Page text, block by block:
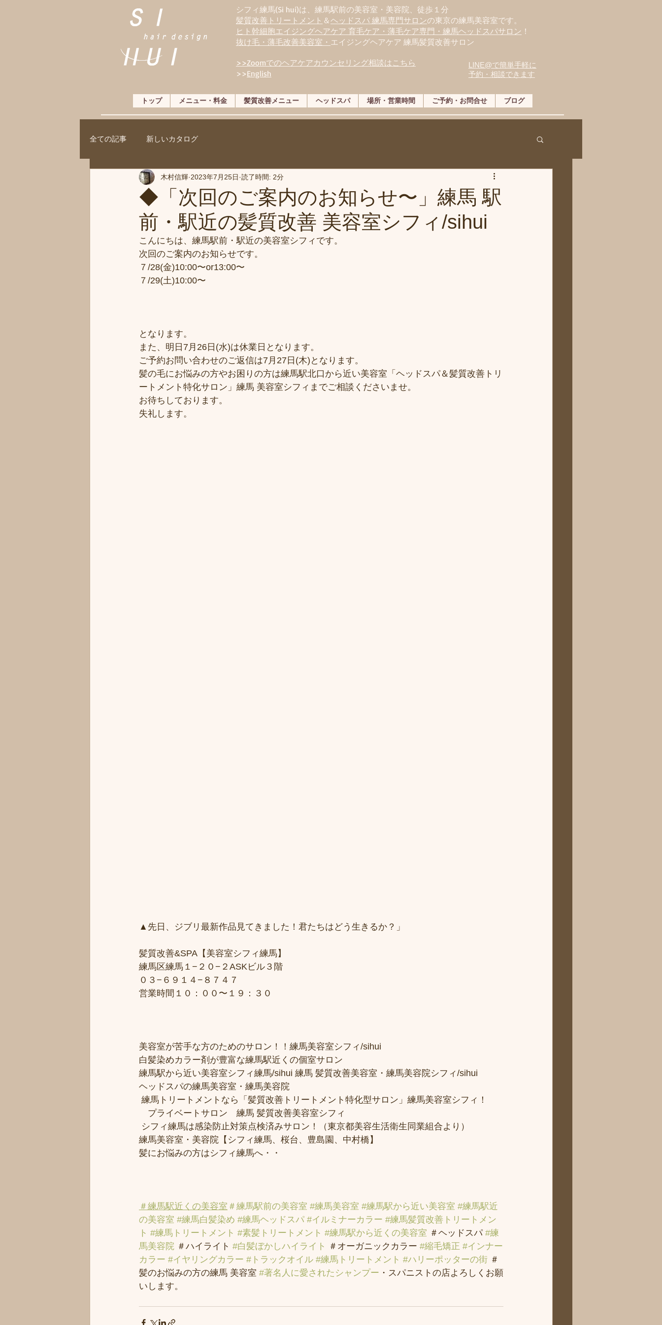
シフィ練馬(Si hui)は、 練馬駅前の美容室・美容院、徒歩１分
髪質改善トリートメント ＆ヘッドスパ 練馬専門サロンの東京の練馬美容室です。
ヒト幹細胞エイジングヘアケア 育毛ケア・薄毛ケア専門・練馬ヘッドスパサロン ！
抜け毛・薄毛改善美容室・ エイジングヘアケア 練馬髪質改善サロン
>>Zoomでのヘアケアカウンセリング相談はこちら
>>English
LINE@で簡単手軽に
予約・相談できます
トップ メニュー・料金 髪質改善メニュー ヘッドスパ 場所・営業時間 ご予約・お問合せ ブログ
全ての記事 新しいカタログ
◆「次回のご案内のお知らせ〜」練馬 駅
前・駅近の髪質改善 美容室シフィ/sihui
木村信輝 2023年7月25日 読了時間: 2分
こんにちは、練馬駅前・駅近の美容室シフィです。
次回のご案内のお知らせです。
７/28(金)10:00〜or13:00〜
７/29(土)10:00〜
となります。
また、明日7月26日(水)は休業日となります。
ご予約お問い合わせのご返信は7月27日(木)となります。
髪の毛にお悩みの方やお困りの方は練馬駅北口から近い美容室「ヘッドスパ＆髪質改善トリ
ートメント特化サロン」練馬 美容室シフィまでご相談くださいませ。
お待ちしております。
失礼します。
▲先日、ジブリ最新作品見てきました！君たちはどう生きるか？」
髪質改善&SPA【美容室シフィ練馬】
練馬区練馬１−２０−２ASKビル３階
０３−６９１４−８７４７
営業時間１０：００〜１９：３０
美容室が苦手な方のためのサロン！！練馬美容室シフィ/sihui
白髪染めカラー剤が豊富な練馬駅近くの個室サロン
練馬駅から近い美容室シフィ練馬/sihui 練馬 髪質改善美容室・練馬美容院シフィ/sihui
ヘッドスパの練馬美容室・練馬美容院
練馬トリートメントなら「髪質改善トリートメント特化型サロン」練馬美容室シフィ！
プライベートサロン　練馬 髪質改善美容室シフィ
シフィ練馬は感染防止対策点検済みサロン！（東京都美容生活衛生同業組合より）
練馬美容室・美容院【シフィ練馬、桜台、豊島園、中村橋】
髪にお悩みの方はシフィ練馬へ・・
＃練馬駅近くの美容室 ＃練馬駅前の美容室 #練馬美容室 #練馬駅から近い美容室 #練馬駅近
の美容室 #練馬白髪染め #練馬ヘッドスパ #イルミナーカラー #練馬髪質改善トリートメン
ト #練馬トリートメント #素髪トリートメント #練馬駅から近くの美容室 ＃ヘッドスパ #練
馬美容院 ＃ハイライト #白髪ぼかしハイライト ＃オーガニックカラー #縮毛矯正 #インナー
カラー #イヤリングカラー #トラックオイル #練馬トリートメント #ハリーポッターの街 ＃
髪のお悩みの方の練馬 美容室 #著名人に愛されたシャンプー ・スパニストの店よろしくお願
いします。